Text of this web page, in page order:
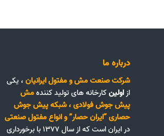
درباره ما
شرکت صنعت مش و مفتول ایرانیان ، یکی
از اولینکارخانه های تولید کنندهمش
پیش جوش فولادی،شبکه پیش جوش
حصاری “ایران حصار”وانواع مفتول صنعتی
در ایران است که از سال ۱۳۷۷ با برخورداری